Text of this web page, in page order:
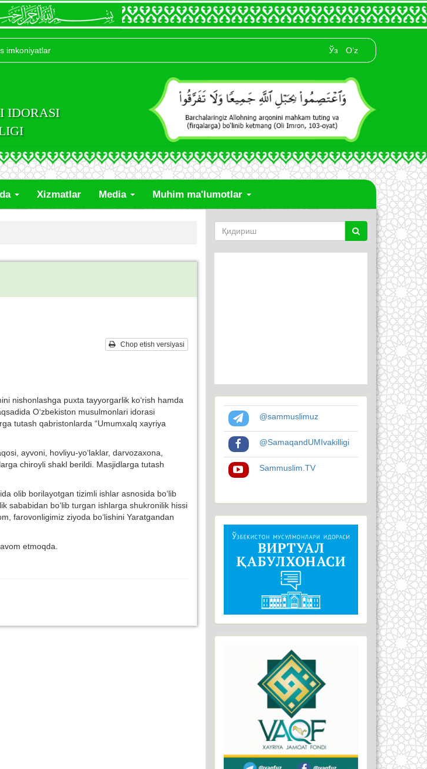
imkoniyatlar Ўз O‘z
IDORASI
Xizmatlar Media Muhim ma'lumotlar
Chop etish versiyasi
nishonlashga puxta tayyorgarlik ko‘rish hamda
O‘zbekiston musulmonlari idorasi
tutash qabristonlarda “Umumxalq xayriya
ayvoni, hovliyu-yo‘laklar, darvozaxona,
chiroyli shakl berildi. Masjidlarga tutash
olib borilayotgan tizimli ishlar asnosida bo‘lib
sababidan bo‘lib turgan ishlarga shukronilik hissi
farovonligimiz ziyoda bo‘lishini Yaratgandan
etmoqda.
@sammuslimuz
@SamaqandUMIvakilligi
Sammuslim.TV